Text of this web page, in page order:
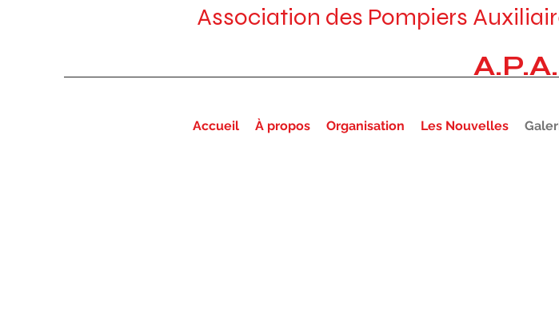
Association des Pompiers
Accueil À propos Organisation Les Nouvelles